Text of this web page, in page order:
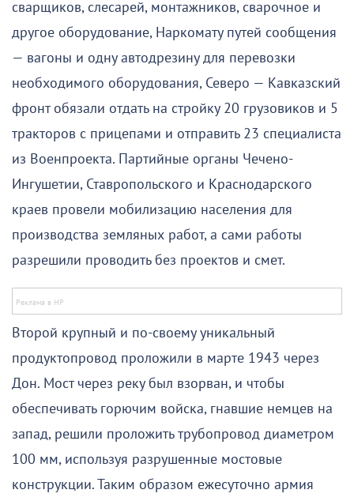
сварщиков, слесарей, монтажников, сварочное и
другое оборудование, Наркомату путей сообщения
— вагоны и одну автодрезину для перевозки
необходимого оборудования, Северо — Кавказский
фронт обязали отдать на стройку 20 грузовиков и 5
тракторов с прицепами и отправить 23 специалиста
из Военпроекта. Партийные органы Чечено-
Ингушетии, Ставропольского и Краснодарского
краев провели мобилизацию населения для
производства земляных работ, а сами работы
разрешили проводить без проектов и смет.
Второй крупный и по-своему уникальный
продуктопровод проложили в марте 1943 через
Дон. Мост через реку был взорван, и чтобы
обеспечивать горючим войска, гнавшие немцев на
запад, решили проложить трубопровод диаметром
100 мм, используя разрушенные мостовые
конструкции. Таким образом ежесуточно армия